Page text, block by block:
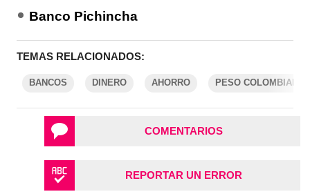
Banco Pichincha
TEMAS RELACIONADOS:
BANCOS DINERO AHORRO PESO COLOMBIANO
COMENTARIOS
REPORTAR UN ERROR